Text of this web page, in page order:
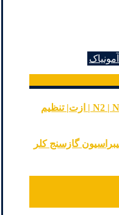
رگلاتور گاز نیتروژن| N2 | Nitrogen | ازت| تنظیم
گازسنج کلر